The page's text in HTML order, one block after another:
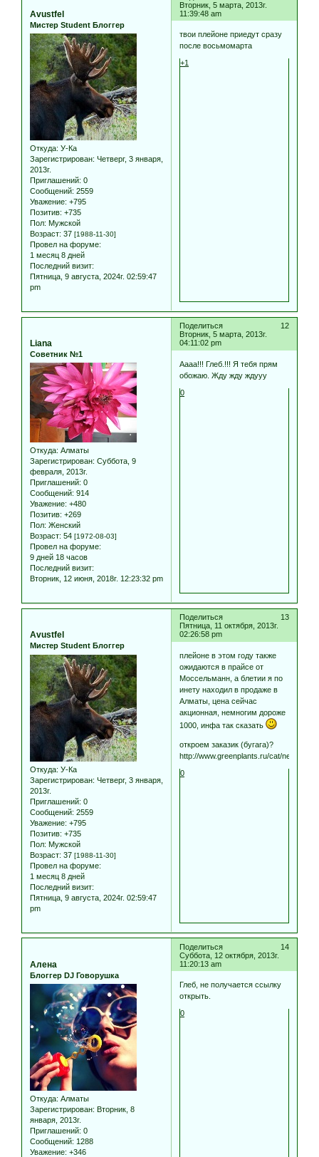
Вторник, 5 марта, 2013г.
11:39:48 am
Avustfel
Мистер Student Блоггер
Откуда: У-Ка
Зарегистрирован: Четверг, 3 января,
2013г.
Приглашений: 0
Сообщений: 2559
Уважение: +795
Позитив: +735
Пол: Мужской
Возраст: 37 [1988-11-30]
Провел на форуме:
1 месяц 8 дней
Последний визит:
Пятница, 9 августа, 2024г. 02:59:47
pm
твои плейоне приедут сразу
после восьмомарта
+1
Поделиться
12
Вторник, 5 марта, 2013г.
04:11:02 pm
Liana
Советник №1
Откуда: Алматы
Зарегистрирован: Суббота, 9
февраля, 2013г.
Приглашений: 0
Сообщений: 914
Уважение: +480
Позитив: +269
Пол: Женский
Возраст: 54 [1972-08-03]
Провел на форуме:
9 дней 18 часов
Последний визит:
Вторник, 12 июня, 2018г. 12:23:32 pm
Аааа!!! Глеб.!!! Я тебя прям
обожаю. Жду жду ждууу
0
Поделиться
13
Пятница, 11 октября, 2013г.
02:26:58 pm
Avustfel
Мистер Student Блоггер
Откуда: У-Ка
Зарегистрирован: Четверг, 3 января,
2013г.
Приглашений: 0
Сообщений: 2559
Уважение: +795
Позитив: +735
Пол: Мужской
Возраст: 37 [1988-11-30]
Провел на форуме:
1 месяц 8 дней
Последний визит:
Пятница, 9 августа, 2024г. 02:59:47
pm
плейоне в этом году также
ожидаются в прайсе от
Моссельманн, а блетии я по
инету находил в продаже в
Алматы, цена сейчас
акционная, немногим дороже
1000, инфа так сказать
откроем заказик (бугага)?
http://www.greenplants.ru/cat/new4405/
0
Поделиться
14
Суббота, 12 октября, 2013г.
11:20:13 am
Алена
Блоггер DJ Говорушка
Откуда: Алматы
Зарегистрирован: Вторник, 8
января, 2013г.
Приглашений: 0
Сообщений: 1288
Уважение: +346
Глеб, не получается ссылку
открыть.
0